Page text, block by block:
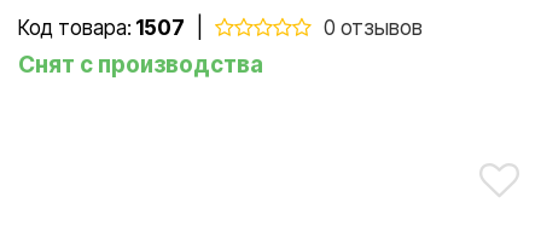
Код товара: 1507 0 отзывов
Снят с производства